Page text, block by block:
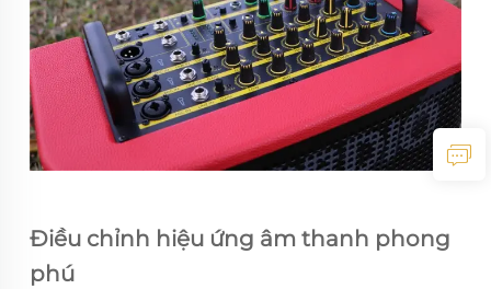
Điều chỉnh hiệu ứng âm thanh phong
phú